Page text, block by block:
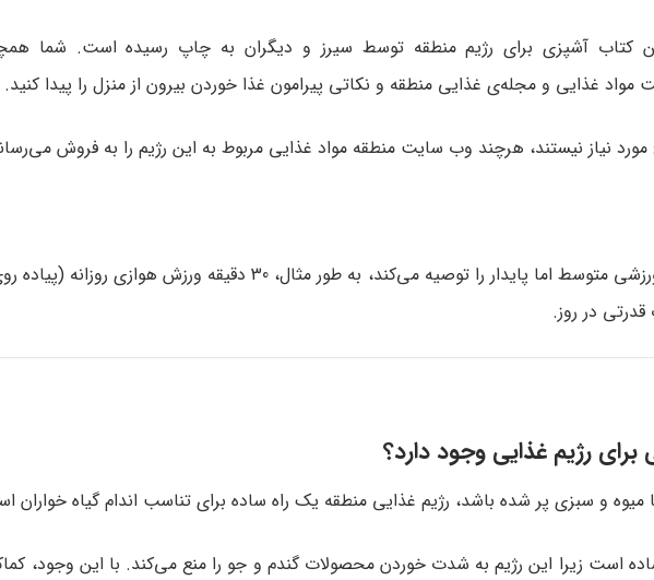
آشپزی برای رژیم منطقه توسط سیرز و دیگران به چاپ رسیده است. شما
مواد غذایی و مجله‌ی غذایی منطقه و نکاتی پیرامون غذا خوردن بیرون از منزل را پیدا کنید.
: مورد نیاز نیستند، هرچند وب‌ سایت منطقه مواد غذایی مربوط به این رژیم را به فروش
: این رژیم غذایی انجام تمرینات ورزشی متوسط اما پایدار را توصیه می‌کند، به طور مثال، 30
رژیم غذایی وجود دارد؟
و سبزی پر شده باشد، رژیم غذایی منطقه یک راه ساده برای تناسب‌ اندام گیاه‌ خواران
است زیرا این رژیم به شدت خوردن محصولات گندم و جو را منع می‌کند. با این وجود،